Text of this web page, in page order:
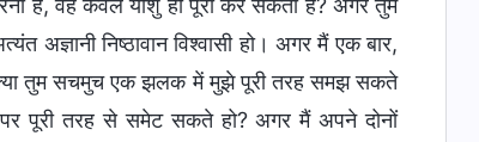
है, वह केवल यीशु ही पूरा कर सकता है? अगर तुम
निष्ठावान विश्वासी हो। अगर मैं एक बार,
क्या तुम सचमुच एक झलक में मुझे पूरी तरह समझ सकते
पूरी तरह से समेट सकते हो? अगर मैं अपने दोनों